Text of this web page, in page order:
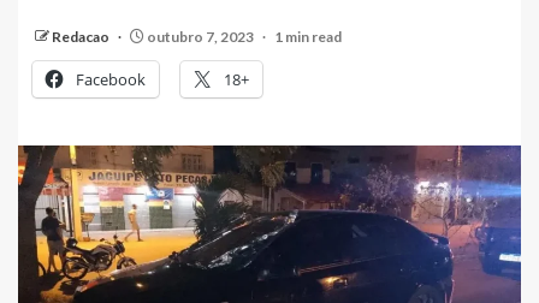
Redacao outubro 7, 2023 1 min read
Facebook 18+